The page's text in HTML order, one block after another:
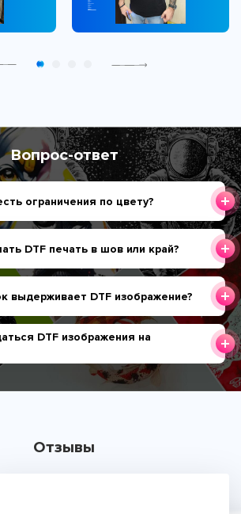
Вопрос-ответ
ограничения по цвету?
DTF печать в шов или край?
выдерживает DTF изображение?
DTF изображения на
Отзывы